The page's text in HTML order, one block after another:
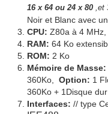
16 x 64 ou 24 x 80 ,et
Noir et Blanc avec
CPU: Z80a à 4 MHz,
RAM: 64 Ko
ROM: 2 Ko
Mémoire de Masse:
360Ko, Option: 1
360Ko + 1Disque
Interfaces: // type